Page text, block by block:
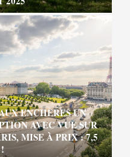
ENCHÈRES UN
AVEC VUE SUR
MISE À PRIX : 7,5